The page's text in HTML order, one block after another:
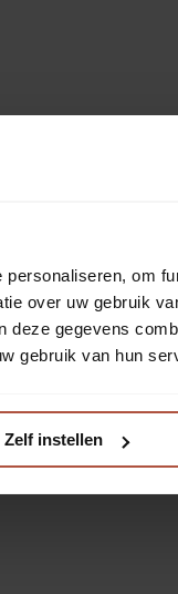
om
over uw gebruik
gegevens
gebruik van hun
Zelf instellen